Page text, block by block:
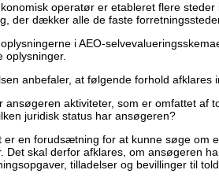
operatør er etableret flere
der dækker alle de faste
i AEO-
oplysninger.
anbefaler, at følgende forhold afklares
ansøgeren aktiviteter, som er omfattet af
juridisk status har ansøgeren?
er en forudsætning for at kunne søge om
Det skal derfor afklares, om ansøgeren
tilladelser og bevillinger til